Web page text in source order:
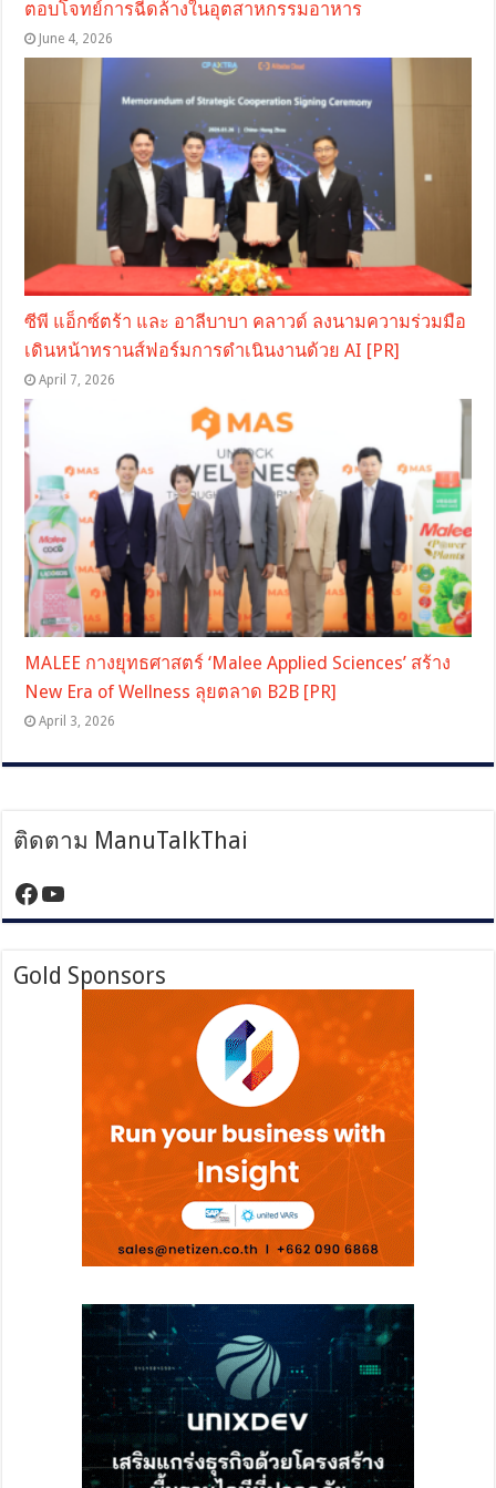
ตอบโจทย์การฉีดล้างในอุตสาหกรรมอาหาร
June 4, 2026
ซีพี แอ็กซ์ตร้า และ อาลีบาบา คลาวด์ ลงนามความร่วมมือ
เดินหน้าทรานส์ฟอร์มการดำเนินงานด้วย AI [PR]
April 7, 2026
MALEE กางยุทธศาสตร์ ‘Malee Applied Sciences’ สร้าง
New Era of Wellness ลุยตลาด B2B [PR]
April 3, 2026
ติดตาม ManuTalkThai
https://www.facebook.com/
YouTube
Gold Sponsors